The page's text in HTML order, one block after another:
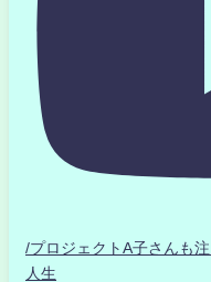
/プロジェクトA子さんも
人生